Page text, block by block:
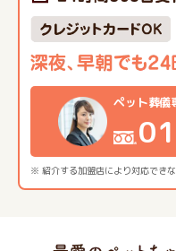
※ 紹介する加盟店により対応できな
ペット葬儀